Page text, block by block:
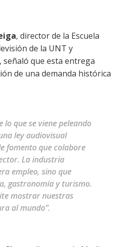
, director de la Escuela
de la UNT y
señaló que esta entrega
de una demanda histórica
lo que se viene peleando
ley audiovisual
fomento que colabore
La industria
empleo, sino que
gastronomía y turismo.
mostrar nuestras
al mundo”.